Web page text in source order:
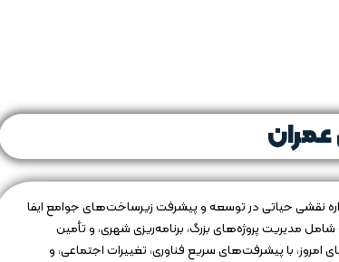
نقشی حیاتی در توسعه و پیشرفت زیرساخت‌های جوامع ایفا
مدیریت پروژه‌های بزرگ، برنامه‌ریزی شهری، و تأمین
با پیشرفت‌های سریع فناوری، تغییرات اجتماعی، و